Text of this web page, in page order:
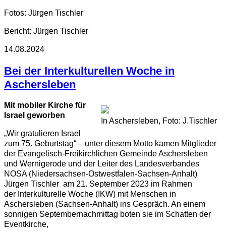
Fotos: Jürgen Tischler
Bericht: Jürgen Tischler
14.08.2024
Bei der Interkulturellen Woche in
Aschersleben
In Aschersleben, Foto: J.Tischler
Mit mobiler Kirche für
Israel geworben
„Wir gratulieren Israel
zum 75. Geburtstag“ – unter diesem Motto kamen Mitglieder
der Evangelisch-Freikirchlichen Gemeinde Aschersleben
und Wernigerode und der Leiter des Landesverbandes
NOSA (Niedersachsen-Ostwestfalen-Sachsen-Anhalt)
Jürgen Tischler am 21. September 2023 im Rahmen
der Interkulturelle Woche (IKW) mit Menschen in
Aschersleben (Sachsen-Anhalt) ins Gespräch. An einem
sonnigen Septembernachmittag boten sie im Schatten der
Eventkirche,